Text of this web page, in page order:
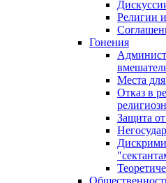
Религии
Гонения
Места
Отказ в
Защита